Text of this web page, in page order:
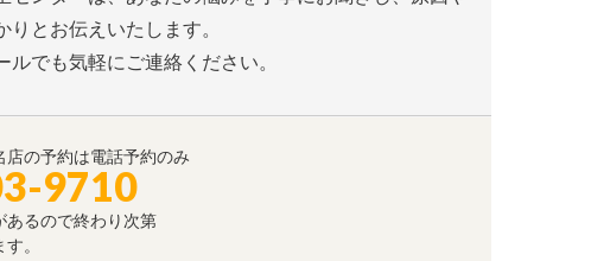
とお伝えいたします。
ルでも気軽にご連絡ください。
の予約は電話予約のみ
9710
あるので終わり次第
。